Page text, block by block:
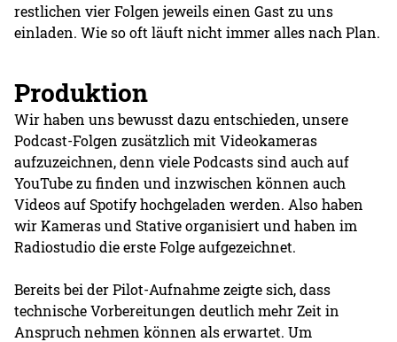
restlichen vier Folgen jeweils einen Gast zu uns
einladen. Wie so oft läuft nicht immer alles nach Plan.
Produktion
Wir haben uns bewusst dazu entschieden, unsere
Podcast-Folgen zusätzlich mit Videokameras
aufzuzeichnen, denn viele Podcasts sind auch auf
YouTube zu finden und inzwischen können auch
Videos auf Spotify hochgeladen werden. Also haben
wir Kameras und Stative organisiert und haben im
Radiostudio die erste Folge aufgezeichnet.
Bereits bei der Pilot-Aufnahme zeigte sich, dass
technische Vorbereitungen deutlich mehr Zeit in
Anspruch nehmen können als erwartet. Um